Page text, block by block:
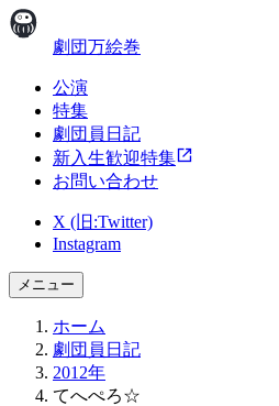
劇団万絵巻
公演
特集
劇団員日記
新入生歓迎特集
お問い合わせ
X (旧:Twitter)
Instagram
メニュー
ホーム
劇団員日記
2012年
てへぺろ☆